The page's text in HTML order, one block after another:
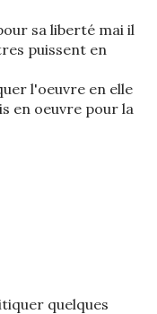
sa liberté mai il
puissent en
l'oeuvre en elle
en oeuvre pour la
quelques